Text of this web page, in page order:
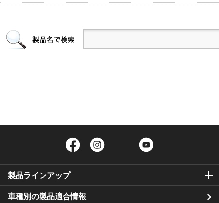
Facebook Twitter
製品ラインアップ
車種別の製品適合情報